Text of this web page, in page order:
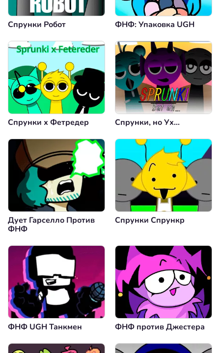
Спрунки Робот ФНФ: Упаковка UGH
Спрунки х Фетредер Спрунки, но Ух...
Дует Гарселло Против
ФНФ
Спрунки Спрункр
ФНФ UGH Танкмен ФНФ против Джестера